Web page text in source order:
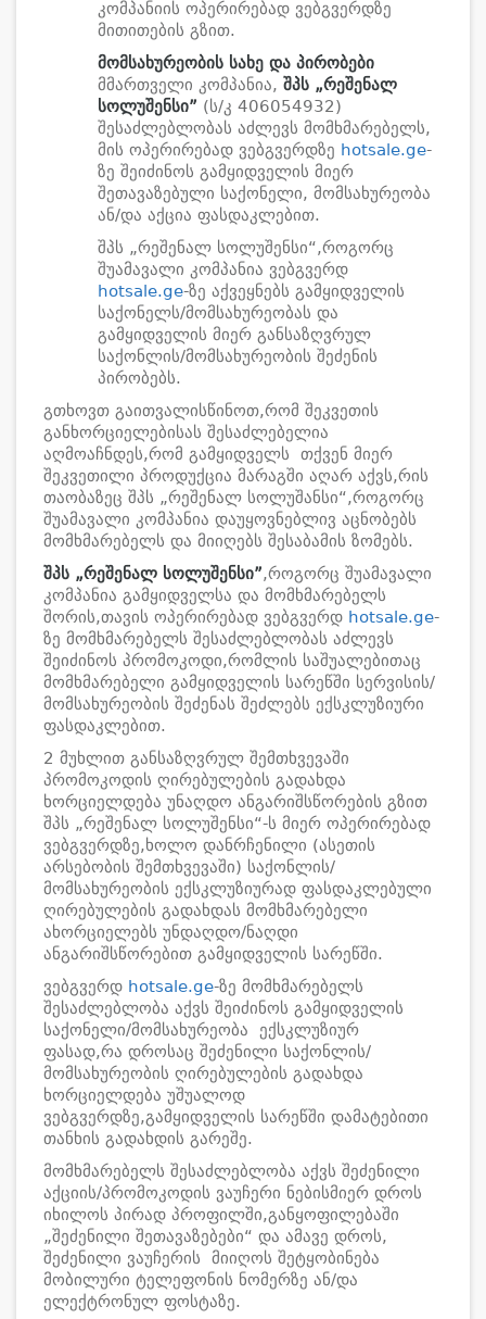
კომპანიის ოპერირებად ვებგვერდზე
მითითების გზით.
მომსახურეობის სახე და პირობები
მმართველი კომპანია, შპს „რეშენალ
სოლუშენსი” (ს/კ 406054932)
შესაძლებლობას აძლევს მომხმარებელს,
მის ოპერირებად ვებგვერდზე hotsale.ge-
ზე შეიძინოს გამყიდველის მიერ
შეთავაზებული საქონელი, მომსახურეობა
ან/და აქცია ფასდაკლებით.
შპს „რეშენალ სოლუშენსი“,როგორც
შუამავალი კომპანია ვებგვერდ
hotsale.ge-ზე აქვეყნებს გამყიდველის
საქონელს/მომსახურეობას და
გამყიდველის მიერ განსაზღვრულ
საქონლის/მომსახურეობის შეძენის
პირობებს.
გთხოვთ გაითვალისწინოთ,რომ შეკვეთის
განხორციელებისას შესაძლებელია
აღმოაჩნდეს,რომ გამყიდველს თქვენ მიერ
შეკვეთილი პროდუქცია მარაგში აღარ აქვს,რის
თაობაზეც შპს „რეშენალ სოლუშანსი“,როგორც
შუამავალი კომპანია დაუყოვნებლივ აცნობებს
მომხმარებელს და მიიღებს შესაბამის ზომებს.
შპს „რეშენალ სოლუშენსი”,როგორც შუამავალი
კომპანია გამყიდველსა და მომხმარებელს
შორის,თავის ოპერირებად ვებგვერდ hotsale.ge-
ზე მომხმარებელს შესაძლებლობას აძლევს
შეიძინოს პრომოკოდი,რომლის საშუალებითაც
მომხმარებელი გამყიდველის სარეწში სერვისის/
მომსახურეობის შეძენას შეძლებს ექსკლუზიური
ფასდაკლებით.
2 მუხლით განსაზღვრულ შემთხვევაში
პრომოკოდის ღირებულების გადახდა
ხორციელდება უნაღდო ანგარიშსწორების გზით
შპს „რეშენალ სოლუშენსი“-ს მიერ ოპერირებად
ვებგვერდზე,ხოლო დანრჩენილი (ასეთის
არსებობის შემთხვევაში) საქონლის/
მომსახურეობის ექსკლუზიურად ფასდაკლებული
ღირებულების გადახდას მომხმარებელი
ახორციელებს უნდაღდო/ნაღდი
ანგარიშსწორებით გამყიდველის სარეწში.
ვებგვერდ hotsale.ge-ზე მომხმარებელს
შესაძლებლობა აქვს შეიძინოს გამყიდველის
საქონელი/მომსახურეობა ექსკლუზიურ
ფასად,რა დროსაც შეძენილი საქონლის/
მომსახურეობის ღირებულების გადახდა
ხორციელდება უშუალოდ
ვებგვერდზე,გამყიდველის სარეწში დამატებითი
თანხის გადახდის გარეშე.
მომხმარებელს შესაძლებლობა აქვს შეძენილი
აქციის/პრომოკოდის ვაუჩერი ნებისმიერ დროს
იხილოს პირად პროფილში,განყოფილებაში
„შეძენილი შეთავაზებები“ და ამავე დროს,
შეძენილი ვაუჩერის მიიღოს შეტყობინება
მობილური ტელეფონის ნომერზე ან/და
ელექტრონულ ფოსტაზე.